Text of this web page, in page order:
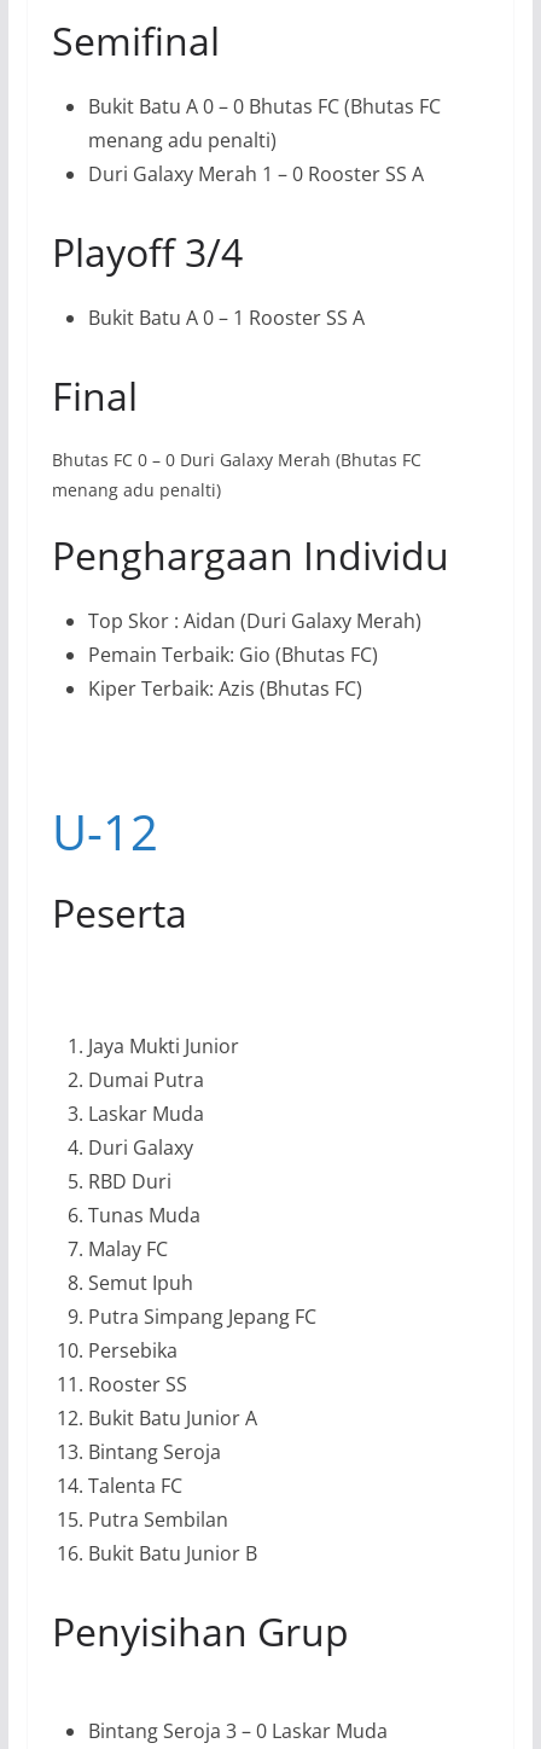
Semifinal
Bukit Batu A 0 – 0 Bhutas FC (Bhutas FC
menang adu penalti)
Duri Galaxy Merah 1 – 0 Rooster SS A
Playoff 3/4
Bukit Batu A 0 – 1 Rooster SS A
Final
Bhutas FC 0 – 0 Duri Galaxy Merah (Bhutas FC
menang adu penalti)
Penghargaan Individu
Top Skor : Aidan (Duri Galaxy Merah)
Pemain Terbaik: Gio (Bhutas FC)
Kiper Terbaik: Azis (Bhutas FC)
U-12
Peserta
Jaya Mukti Junior
Dumai Putra
Laskar Muda
Duri Galaxy
RBD Duri
Tunas Muda
Malay FC
Semut Ipuh
Putra Simpang Jepang FC
Persebika
Rooster SS
Bukit Batu Junior A
Bintang Seroja
Talenta FC
Putra Sembilan
Bukit Batu Junior B
Penyisihan Grup
Bintang Seroja 3 – 0 Laskar Muda